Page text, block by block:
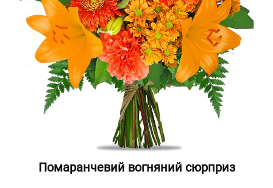
Помаранчевий вогняний сюрприз